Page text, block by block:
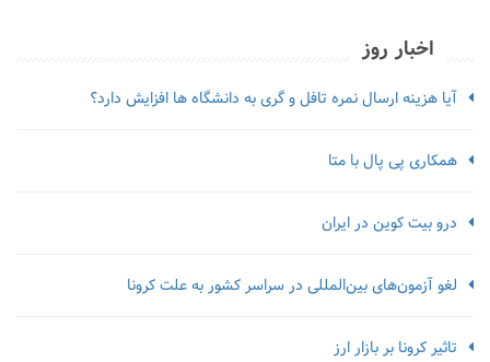
اخبار روز
آیا هزینه ارسال نمره تافل و گری به دانشگاه ها افزایش دارد؟
همکاری پی پال با متا
درو بیت کوین در ایران
لغو آزمون‌‌های بین‌المللی در سراسر کشور به علت کرونا
تاثیر کرونا بر بازار ارز